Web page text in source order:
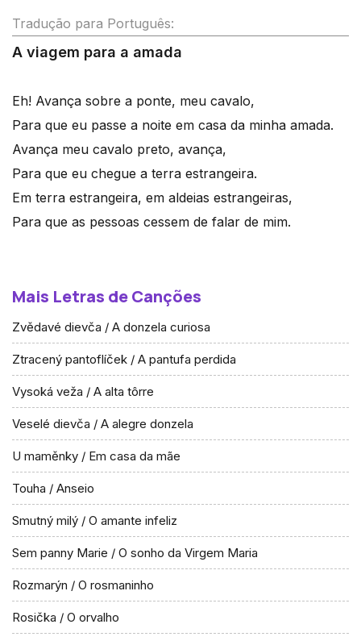
Tradução para Português:
A viagem para a amada
Eh! Avança sobre a ponte, meu cavalo,
Para que eu passe a noite em casa da minha amada.
Avança meu cavalo preto, avança,
Para que eu chegue a terra estrangeira.
Em terra estrangeira, em aldeias estrangeiras,
Para que as pessoas cessem de falar de mim.
Mais Letras de Canções
Zvědavé dievča / A donzela curiosa
Ztracený pantoflíček / A pantufa perdida
Vysoká veža / A alta tôrre
Veselé dievča / A alegre donzela
U maměnky / Em casa da mãe
Touha / Anseio
Smutný milý / O amante infeliz
Sem panny Marie / O sonho da Virgem Maria
Rozmarýn / O rosmaninho
Rosička / O orvalho